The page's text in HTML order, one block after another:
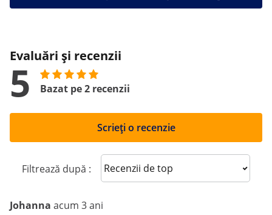
Evaluări și recenzii
5 Bazat pe 2 recenzii
Scrieți o recenzie
Filtrează după : Sort reviews
Johanna acum 3 ani